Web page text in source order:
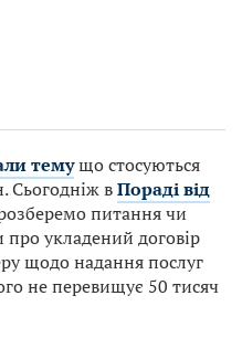
темущо стосуються
Сьогодніж вПораді від
питання чи
укладений договір
щодо надання послуг
не перевищує 50 тисяч